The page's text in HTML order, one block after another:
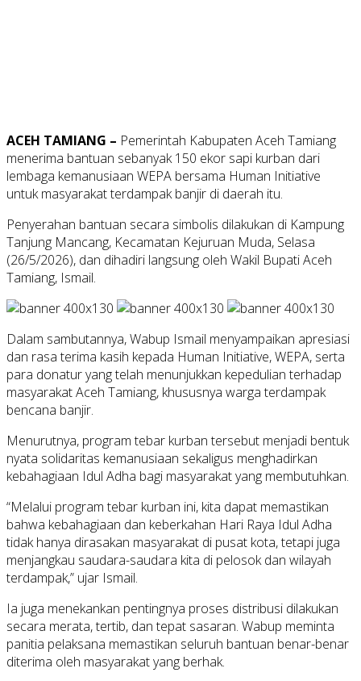
ACEH TAMIANG – Pemerintah Kabupaten Aceh Tamiang
menerima bantuan sebanyak 150 ekor sapi kurban dari
lembaga kemanusiaan WEPA bersama Human Initiative
untuk masyarakat terdampak banjir di daerah itu.
Penyerahan bantuan secara simbolis dilakukan di Kampung
Tanjung Mancang, Kecamatan Kejuruan Muda, Selasa
(26/5/2026), dan dihadiri langsung oleh Wakil Bupati Aceh
Tamiang, Ismail.
Dalam sambutannya, Wabup Ismail menyampaikan apresiasi
dan rasa terima kasih kepada Human Initiative, WEPA, serta
para donatur yang telah menunjukkan kepedulian terhadap
masyarakat Aceh Tamiang, khususnya warga terdampak
bencana banjir.
Menurutnya, program tebar kurban tersebut menjadi bentuk
nyata solidaritas kemanusiaan sekaligus menghadirkan
kebahagiaan Idul Adha bagi masyarakat yang membutuhkan.
“Melalui program tebar kurban ini, kita dapat memastikan
bahwa kebahagiaan dan keberkahan Hari Raya Idul Adha
tidak hanya dirasakan masyarakat di pusat kota, tetapi juga
menjangkau saudara-saudara kita di pelosok dan wilayah
terdampak,” ujar Ismail.
Ia juga menekankan pentingnya proses distribusi dilakukan
secara merata, tertib, dan tepat sasaran. Wabup meminta
panitia pelaksana memastikan seluruh bantuan benar-benar
diterima oleh masyarakat yang berhak.